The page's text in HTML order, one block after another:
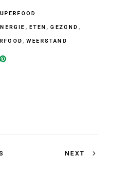
, ETEN ,GEZOND ,
,WEERSTAND
NEXT